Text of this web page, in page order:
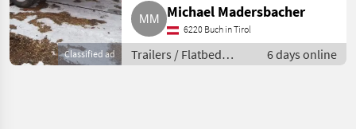
Classified ad
Michael Madersbacher
6220 Buch in Tirol
Trailers / Flatbed
trailers
6 days online